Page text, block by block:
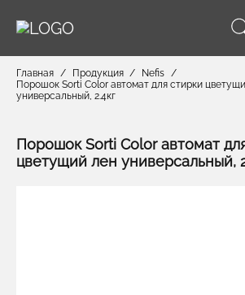
Главная Продукция
Nefis
Порошок Sorti Color автомат для стирки
универсальный, 2.4кг
Порошок Sorti Color автомат
цветущий лен универсальный,